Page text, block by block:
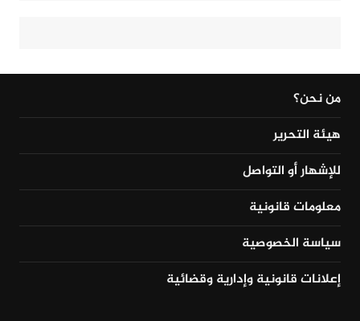
من نحن؟
هيئة التحرير
للإشهار أو التواصل
معلومات قانونية
سياسة الخصوصية
إعلانات قانونية وإدارية وقضائية